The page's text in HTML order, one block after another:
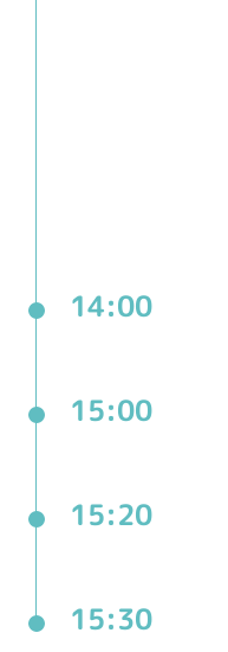
14:00
15:00
15:20
15:30